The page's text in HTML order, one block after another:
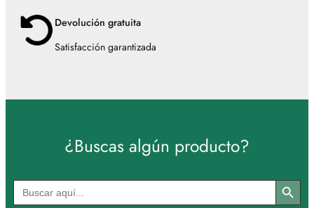
Devolución gratuita
Satisfacción garantizada
¿Buscas algún producto?
Buscar: Botón de búsqueda